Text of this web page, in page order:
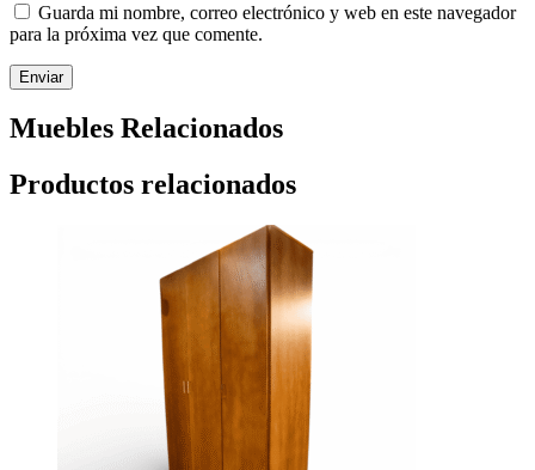
Guarda mi nombre, correo electrónico y web en este navegador
para la próxima vez que comente.
Muebles Relacionados
Productos relacionados